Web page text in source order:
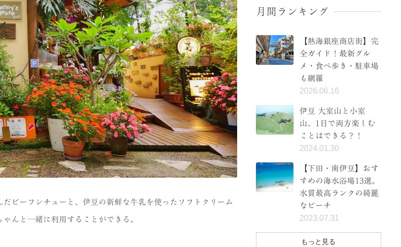
ビーフシチューと、伊豆の新鮮な牛乳を使ったソフトクリーム
んと一緒に利用することができる。
月間ランキング
【熱海銀座商店街】完
全ガイド！最新グル
メ・食べ歩き・駐車場
も網羅
2026.06.16
伊豆 大室山と小室
山、1日で両方楽しむ
ことはできる？！
2024.01.30
【下田・南伊豆】おす
すめの海水浴場13選。
水質最高ランクの綺麗
なビーチ
2023.07.31
もっと見る